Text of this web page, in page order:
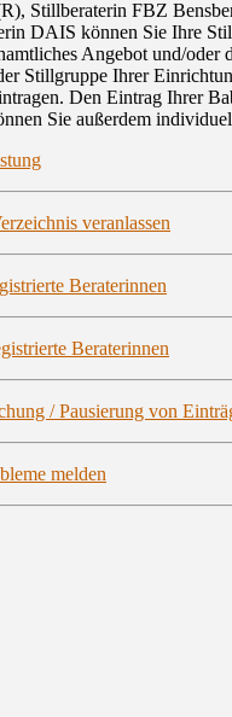
Still­be­ra­te­rin FBZ
DAIS kön­nen Sie Ihre
Ange­bot und/oder
Still­grup­pe Ihrer
Den Ein­trag Ihrer
Sie außer­dem
veranlassen
Beraterinnen
Beraterinnen
/ Pau­sie­rung von
melden